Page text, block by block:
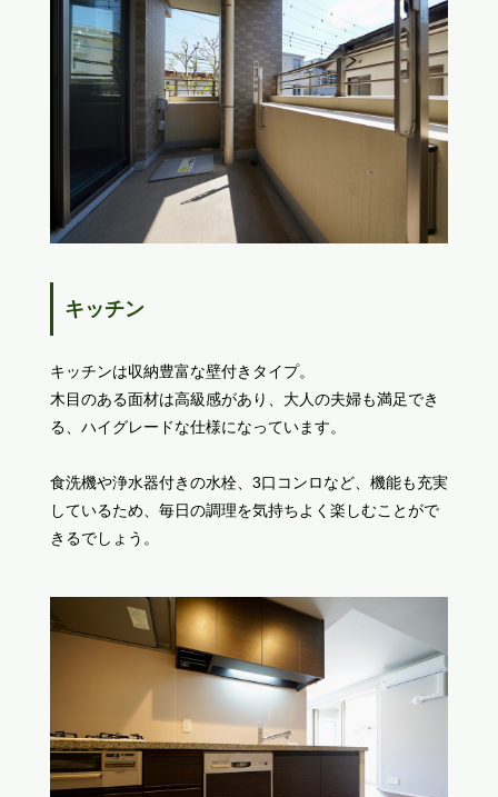
キッチン
キッチンは収納豊富な壁付きタイプ。
木目のある面材は高級感があり、大人の夫婦も満足でき
る、ハイグレードな仕様になっています。
食洗機や浄水器付きの水栓、3口コンロなど、機能も充実
しているため、毎日の調理を気持ちよく楽しむことがで
きるでしょう。